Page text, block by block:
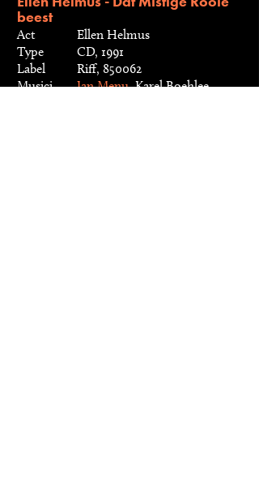
beest
Act
Ellen Helmus
Type
CD, 1991
Label
Riff, 850062
Musici
Jan Menu, Karel Boehlee